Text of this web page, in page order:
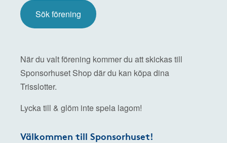
Sök förening
När du valt förening kommer du att skickas till
Sponsorhuset Shop där du kan köpa dina
Trisslotter.
Lycka till & glöm inte spela lagom!
Välkommen till Sponsorhuset!